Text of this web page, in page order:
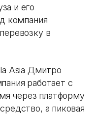
и его
компания
в
Asia Дмитро
работает с
через платформу
а пиковая